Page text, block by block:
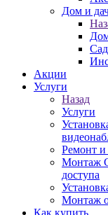
Дом и
Акции
Услуги
Назад
Услуги
Ремонт
Монтаж
доступа
Монтаж
Как купить